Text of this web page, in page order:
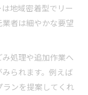
地域密着型でリー
者は細やかな要望
処理や追加作業へ
られます。例えば
ンを提案してくれ